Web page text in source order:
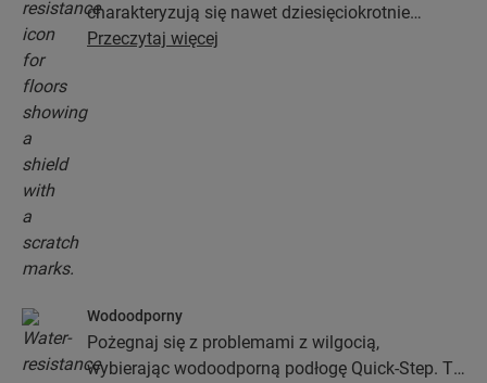
charakteryzują się nawet dziesięciokrotnie
większą odpornością na zarysowania niż podłogi
Przeczytaj więcej
Wodoodporny
Pożegnaj się z problemami z wilgocią,
wybierając wodoodporną podłogę Quick-Step. Te